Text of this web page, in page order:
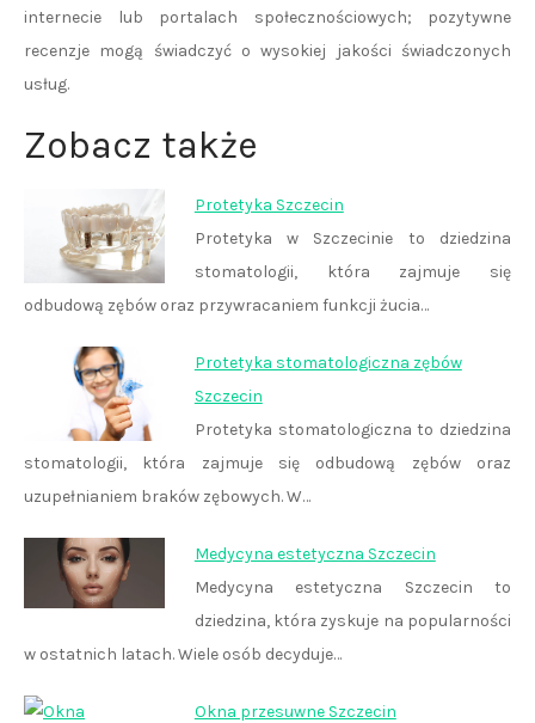
internecie lub portalach społecznościowych; pozytywne
recenzje mogą świadczyć o wysokiej jakości świadczonych
usług.
Zobacz także
Protetyka Szczecin
Protetyka w Szczecinie to dziedzina
stomatologii, która zajmuje się
odbudową zębów oraz przywracaniem funkcji żucia…
Protetyka stomatologiczna zębów
Szczecin
Protetyka stomatologiczna to dziedzina
stomatologii, która zajmuje się odbudową zębów oraz
uzupełnianiem braków zębowych. W…
Medycyna estetyczna Szczecin
Medycyna estetyczna Szczecin to
dziedzina, która zyskuje na popularności
w ostatnich latach. Wiele osób decyduje…
Okna przesuwne Szczecin